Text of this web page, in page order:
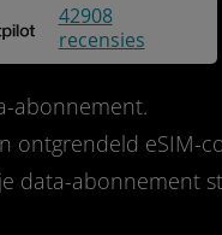
42908
recensies
abonnement.
ontgrendeld eSIM-
data-abonnement